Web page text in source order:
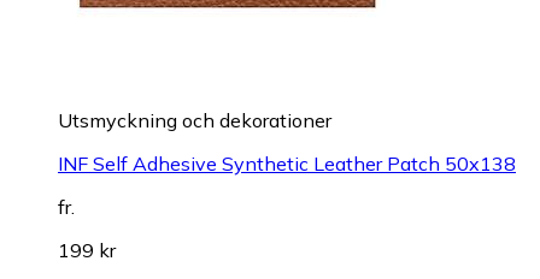
Utsmyckning och dekorationer
INF Self Adhesive Synthetic Leather Patch 50x138
fr.
199 kr